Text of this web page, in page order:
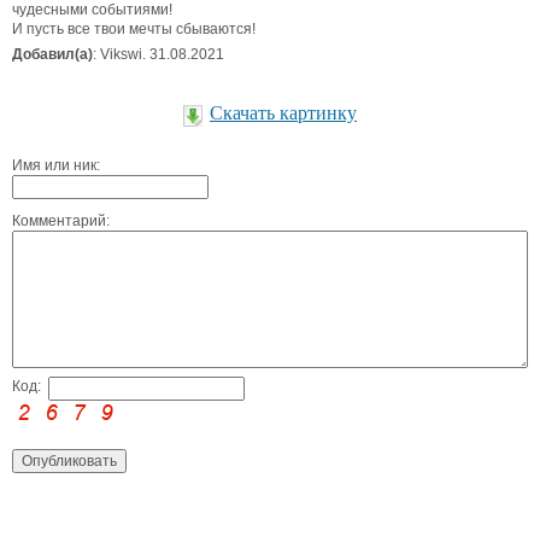
чудесными событиями!
И пусть все твои мечты сбываются!
Добавил(а): Vikswi. 31.08.2021
Скачать картинку
Имя или ник:
Комментарий:
Код: